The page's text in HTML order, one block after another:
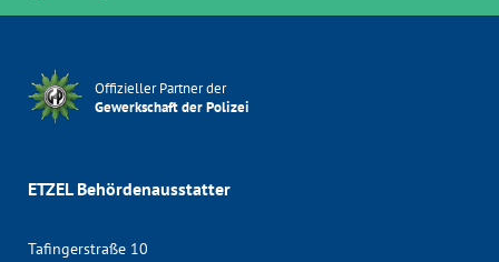
Offizieller Partner der
Gewerkschaft der Polizei
ETZEL Behördenausstatter
Tafingerstraße 10